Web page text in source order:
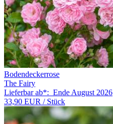
Bodendeckerrose
The Fairy
Lieferbar ab*: Ende August 2026
33,90 EUR / Stück